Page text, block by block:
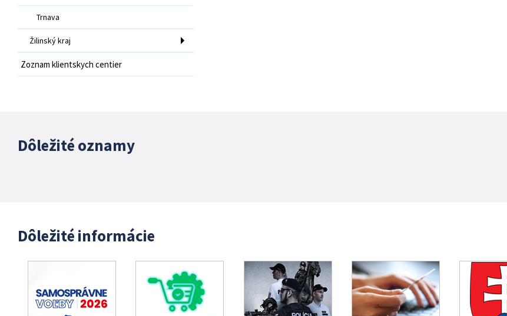
Trnava
Žilinský kraj
Zoznam klientskych centier
Dôležité oznamy
Dôležité informácie